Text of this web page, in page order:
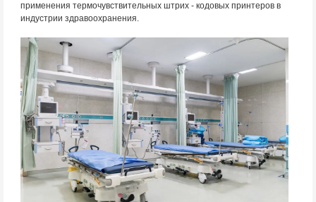
применения термочувствительных штрих - кодовых принтеров в
индустрии здравоохранения.